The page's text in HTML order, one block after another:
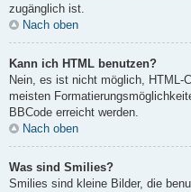
zugänglich ist.
Nach oben
Kann ich HTML benutzen?
Nein, es ist nicht möglich, HTML-
meisten
BBCode erreicht werden.
Nach oben
Was sind Smilies?
Smilies sind kleine Bilder, die